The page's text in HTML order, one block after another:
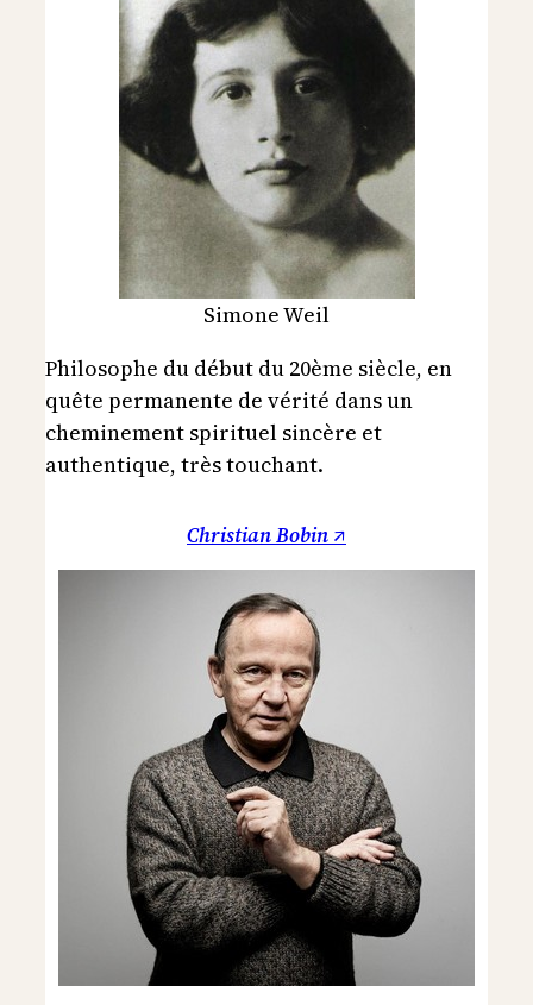
Simone Weil
Philosophe du début du 20ème siècle, en
quête permanente de vérité dans un
cheminement spirituel sincère et
authentique, très touchant.
Christian Bobin ↗